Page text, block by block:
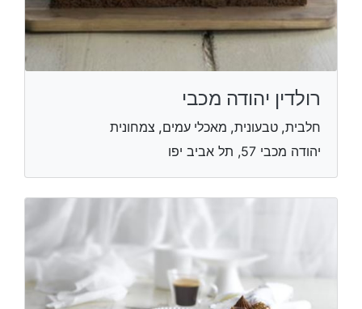
רולדין יהודה מכבי
חלבית, טבעונית, מאכלי עמים, צמחונית
יהודה מכבי 57, תל אביב יפו